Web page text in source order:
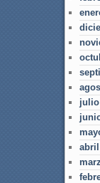
julio
abril